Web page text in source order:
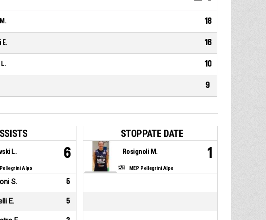
18
16
10
9
Alpo
L. 6
S. 5
E. 5
STOPPATE DATE
MEP Pellegrini Alpo
Rosignoli M. 1